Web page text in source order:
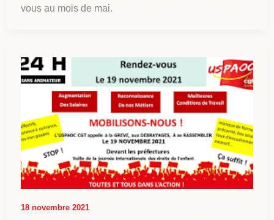
vous au mois de mai.
18 novembre 2021